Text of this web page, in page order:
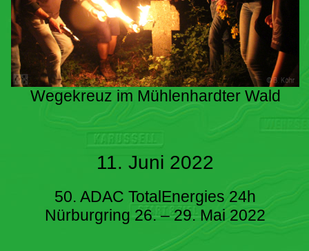
Wegekreuz im Mühlenhardter Wald
11. Juni 2022
50. ADAC TotalEnergies 24h
Nürburgring 26. – 29. Mai 2022